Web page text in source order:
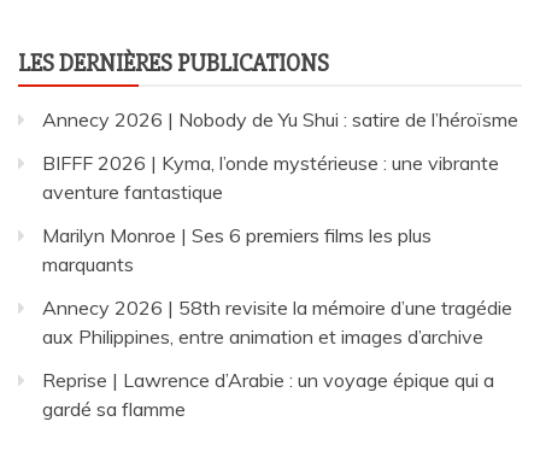
LES DERNIÈRES PUBLICATIONS
Annecy 2026 | Nobody de Yu Shui : satire de l’héroïsme
BIFFF 2026 | Kyma, l’onde mystérieuse : une vibrante
aventure fantastique
Marilyn Monroe | Ses 6 premiers films les plus
marquants
Annecy 2026 | 58th revisite la mémoire d’une tragédie
aux Philippines, entre animation et images d’archive
Reprise | Lawrence d’Arabie : un voyage épique qui a
gardé sa flamme